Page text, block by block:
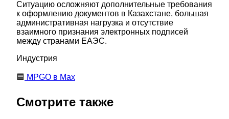
Ситуацию осложняют дополнительные требования
к оформлению документов в Казахстане, большая
административная нагрузка и отсутствие
взаимного признания электронных подписей
между странами ЕАЭС.
Индустрия
🟦 MPGO в Мах
Смотрите также